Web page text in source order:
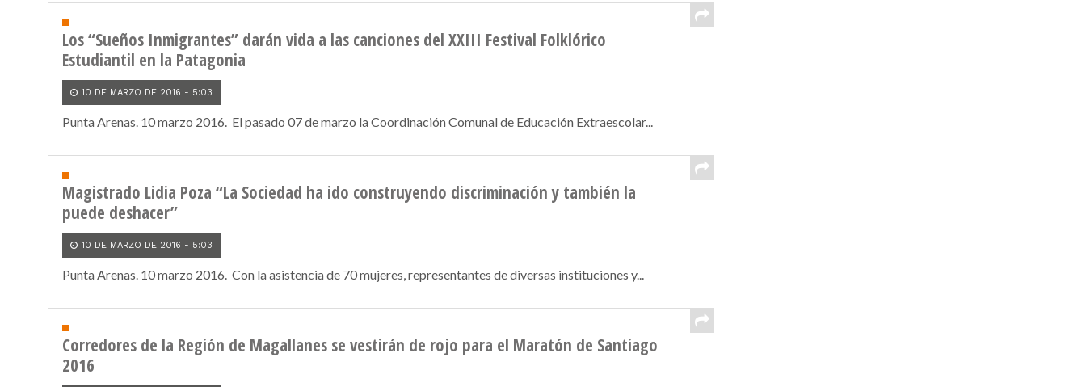
Los “Sueños Inmigrantes” darán vida a las canciones del XXIII Festival Folklórico
Estudiantil en la Patagonia
10 DE MARZO DE 2016 - 5:03
Punta Arenas. 10 marzo 2016. El pasado 07 de marzo la Coordinación Comunal de Educación Extraescolar...
Magistrado Lidia Poza “La Sociedad ha ido construyendo discriminación y también la
puede deshacer”
10 DE MARZO DE 2016 - 5:03
Punta Arenas. 10 marzo 2016. Con la asistencia de 70 mujeres, representantes de diversas instituciones y...
Corredores de la Región de Magallanes se vestirán de rojo para el Maratón de Santiago
2016